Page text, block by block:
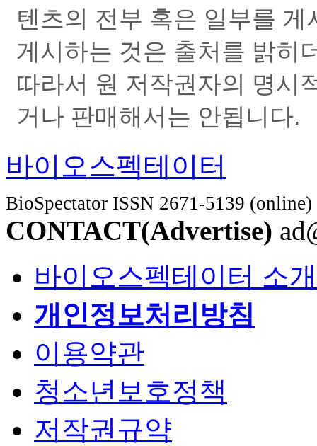
텐츠의 전부 혹은 일부를
게시하는 것은 출처를 밝히
따라서 원 저작권자의 명시
거나 판매해서는 안됩니다.
바이오스펙테이터
BioSpectator ISSN 2671-5139 (online)
CONTACT(Advertise)
바이오스펙테이터 소개
개인정보처리방침
이용약관
청소년보호정책
저작권규약